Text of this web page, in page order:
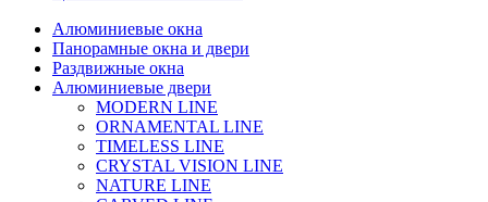
Алюминиевые окна
Панорамные окна и двери
Раздвижные окна
Алюминиевые двери
MODERN LINE
ORNAMENTAL LINE
TIMELESS LINE
CRYSTAL VISION LINE
NATURE LINE